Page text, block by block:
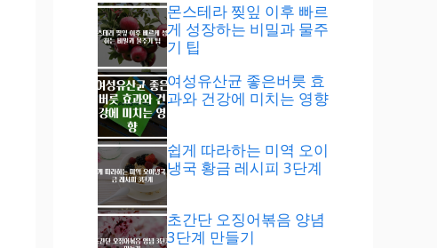
몬스테라 찢잎 이후 빠르
게 성장하는 비밀과 물주
기 팁
여성유산균 좋은버릇 효
과와 건강에 미치는 영향
쉽게 따라하는 미역 오이
냉국 황금 레시피 3단계
초간단 오징어볶음 양념
3단계 만들기